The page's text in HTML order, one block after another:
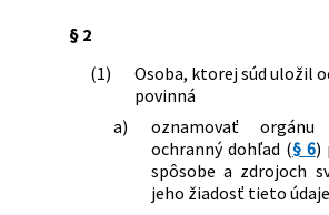
§ 2
(1)
Osoba, ktorej súd uložil
povinná
a)
oznamovať orgánu
ochranný dohľad (§ 6)
spôsobe a zdrojoch
jeho žiadosť tieto